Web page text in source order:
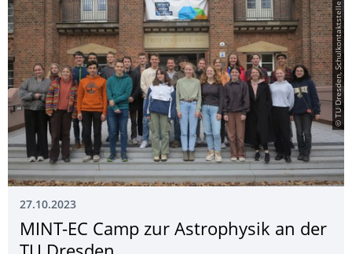
© TU Dresden, Schulkontaktstelle
27.10.2023
MINT-EC Camp zur Astrophysik an der